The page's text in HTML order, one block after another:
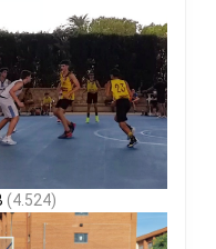
(4.524)